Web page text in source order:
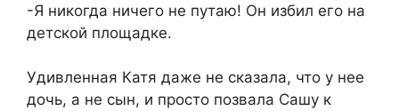
-Я никогда ничего не путаю! Он избил его на
детской площадке.
Удивленная Катя даже не сказала, что у нее
дочь, а не сын, и просто позвала Сашу к